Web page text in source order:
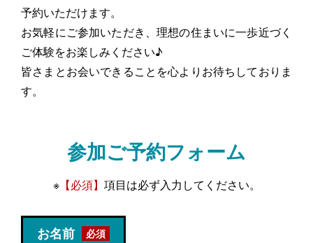
予約いただけます。
お気軽にご参加いただき、理想の住まいに一歩近づく
ご体験をお楽しみください♪
皆さまとお会いできることを心よりお待ちしておりま
す。
参加ご予約フォーム
※【必須】 項目は必ず入力してください。
お名前